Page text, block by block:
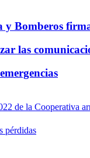
y Bomberos
las